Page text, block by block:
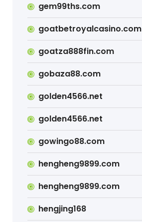
gem99ths.com
goatbetroyalcasino.com
goatza888fin.com
gobaza88.com
golden4566.net
golden4566.net
gowingo88.com
hengheng9899.com
hengheng9899.com
hengjing168